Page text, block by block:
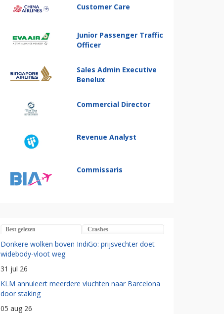
Customer Care
Junior Passenger Traffic
Officer
Sales Admin Executive
Benelux
Commercial Director
Revenue Analyst
Commissaris
Best gelezen Crashes
Donkere wolken boven IndiGo: prijsvechter doet
widebody-vloot weg
31 jul 26
KLM annuleert meerdere vluchten naar Barcelona
door staking
05 aug 26